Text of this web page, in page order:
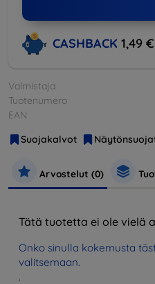
CASHBACK 1,49 €
Valmistaja
Tuotenumero
EAN
Suojakalvot
Arvostelut (0)
Tätä tuotetta ei ole vielä
Onko sinulla kokemusta
valitsemaan.
.